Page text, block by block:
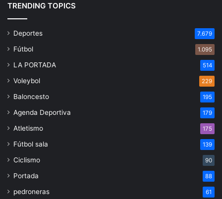
TRENDING TOPICS
Deportes 7.679
Fútbol 1.095
LA PORTADA 514
Voleybol 229
Baloncesto 195
Agenda Deportiva 179
Atletismo 175
Fútbol sala 139
Ciclismo 90
Portada 88
pedroneras 61